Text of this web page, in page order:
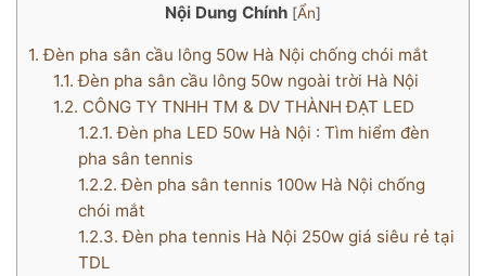
Nội Dung Chính [Ẩn]
1. Đèn pha sân cầu lông 50w Hà Nội chống chói mắt
1.1. Đèn pha sân cầu lông 50w ngoài trời Hà Nội
1.2. CÔNG TY TNHH TM & DV THÀNH ĐẠT LED
1.2.1. Đèn pha LED 50w Hà Nội : Tìm hiểm đèn
pha sân tennis
1.2.2. Đèn pha sân tennis 100w Hà Nội chống
chói mắt
1.2.3. Đèn pha tennis Hà Nội 250w giá siêu rẻ tại
TDL